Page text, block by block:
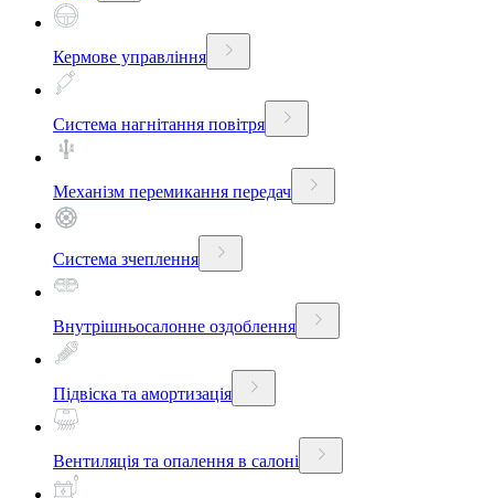
Кермове управління
Система нагнітання повітря
Механізм перемикання передач
Система зчеплення
Внутрішньосалонне оздоблення
Підвіска та амортизація
Вентиляція та опалення в салоні